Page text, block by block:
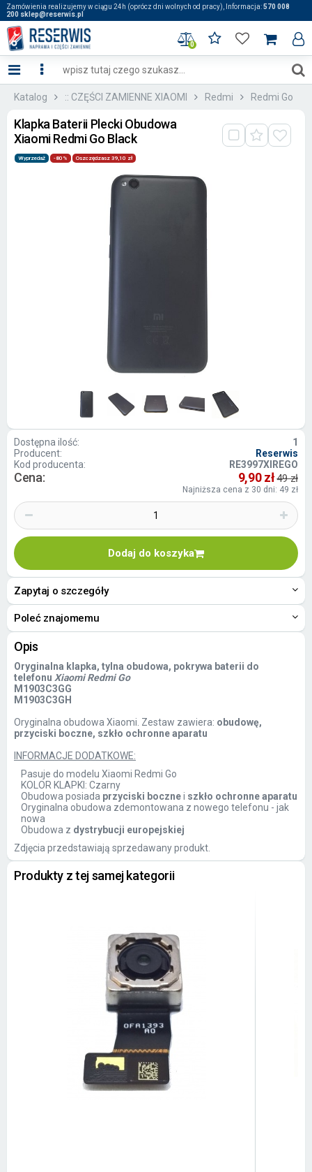
Zamówienia realizujemy w ciągu 24h (oprócz dni wolnych od pracy), Informacja:570 008
200 sklep@reserwis.pl
0
Katalog :: CZĘŚCI ZAMIENNE XIAOMI Redmi Redmi Go
Klapka Baterii Plecki Obudowa
Xiaomi Redmi Go Black
Wyprzedaż -80% Oszczędzasz 39,10 zł
Dostępna ilość:
1
Producent:
Reserwis
Kod producenta:
RE3997XIREGO
Cena: 9,90 zł49 zł
Najniższa cena z 30 dni: 49 zł
Dodaj do koszyka
Zapytaj o szczegóły
Poleć znajomemu
Opis
Oryginalna klapka, tylna obudowa, pokrywa baterii do
telefonu Xiaomi Redmi Go
M1903C3GG
M1903C3GH
Oryginalna obudowa Xiaomi. Zestaw zawiera: obudowę,
przyciski boczne, szkło ochronne aparatu
INFORMACJE DODATKOWE:
Pasuje do modelu Xiaomi Redmi Go
KOLOR KLAPKI: Czarny
Obudowa posiada przyciski bocznei szkło ochronne aparatu
Oryginalna obudowa zdemontowana z nowego telefonu - jak
nowa
Obudowa z dystrybucji europejskiej
Zdjęcia przedstawiają sprzedawany produkt.
Produkty z tej samej kategorii